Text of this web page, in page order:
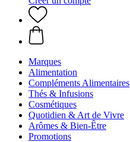
Marques
Alimentation
Compléments Alimentaires
Thés & Infusions
Cosmétiques
Quotidien & Art de Vivre
Arômes & Bien-Être
Promotions